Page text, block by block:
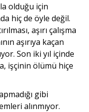
olduğu için
hiç de öyle değil.
aşırı çalışma
aşırıya kaçan
Son iki yıl içinde
işçinin ölümü hiçe
gibi
alınmıyor.